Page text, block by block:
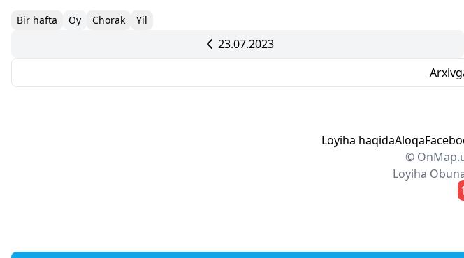
Bir hafta Oy Chorak Yil
23.07.2023
Loyiha haqidaAloqa
©
Loyiha